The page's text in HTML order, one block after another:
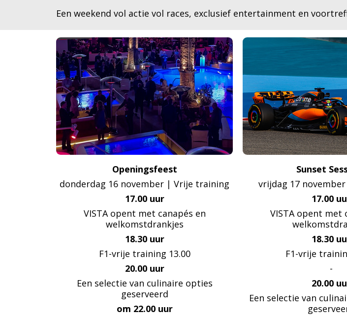
Een weekend vol actie vol races, exclusief entertainment en
Openingsfeest
donderdag 16 november | Vrije training
17.00 uur
VISTA opent met canapés en
welkomstdrankjes
18.30 uur
F1-vrije training 13.00
20.00 uur
Een selectie van culinaire opties
geserveerd
om 22.00 uur
Sunset
vrijdag 17
17.00
VISTA opent met
18.30
F1-vrije
-
20.00
Een selectie van